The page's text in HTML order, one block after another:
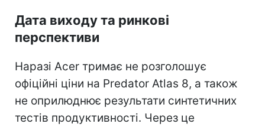
Дата виходу та ринкові
перспективи
Наразі Acer тримає не розголошує
офіційні ціни на Predator Atlas 8, а також
не оприлюднює результати синтетичних
тестів продуктивності. Через це